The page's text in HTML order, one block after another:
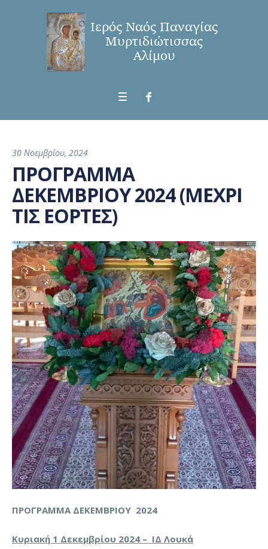
30 Νοεμβρίου, 2024
ΠΡΟΓΡΑΜΜΑ
ΔΕΚΕΜΒΡΙΟΥ 2024 (ΜΕΧΡΙ
ΤΙΣ ΕΟΡΤΕΣ)
ΠΡΟΓΡΑΜΜΑ ΔΕΚΕΜΒΡΙΟΥ 2024
Κυριακή 1 Δεκεμβρίου 2024 – ΙΔ Λουκά